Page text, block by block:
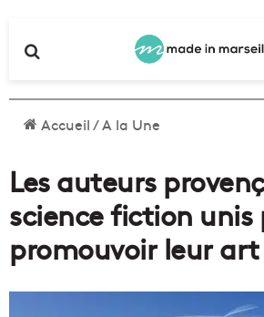
Accueil/A la Une
Les auteurs
science fiction unis
promouvoir leur art